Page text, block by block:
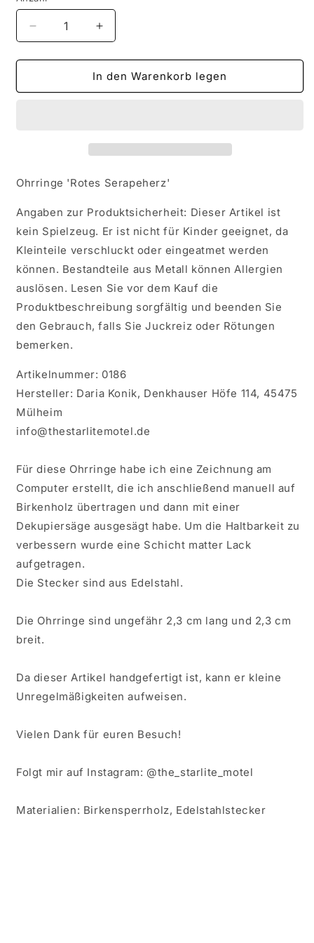
Verringere
die
Menge
Ohrringe
Erhöhe
die
Menge
für
Ohrringe
In den Warenkorb legen
Ohrringe 'Rotes Serapeherz'
Angaben zur Produktsicherheit: Dieser Artikel ist
kein Spielzeug. Er ist nicht für Kinder geeignet, da
Kleinteile verschluckt oder eingeatmet werden
können. Bestandteile aus Metall können Allergien
auslösen. Lesen Sie vor dem Kauf die
Produktbeschreibung sorgfältig und beenden Sie
den Gebrauch, falls Sie Juckreiz oder Rötungen
bemerken.
Artikelnummer: 0186
Hersteller: Daria Konik, Denkhauser Höfe 114, 45475
Mülheim
info@thestarlitemotel.de
Für diese Ohrringe habe ich eine Zeichnung am
Computer erstellt, die ich anschließend manuell auf
Birkenholz übertragen und dann mit einer
Dekupiersäge ausgesägt habe. Um die Haltbarkeit zu
verbessern wurde eine Schicht matter Lack
aufgetragen.
Die Stecker sind aus Edelstahl.
Die Ohrringe sind ungefähr 2,3 cm lang und 2,3 cm
breit.
Da dieser Artikel handgefertigt ist, kann er kleine
Unregelmäßigkeiten aufweisen.
Vielen Dank für euren Besuch!
Folgt mir auf Instagram: @the_starlite_motel
Materialien: Birkensperrholz, Edelstahlstecker